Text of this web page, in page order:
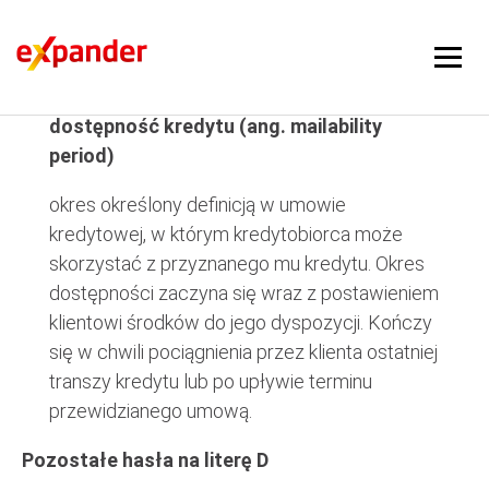
dostępność kredytu (ang. mailability
period)
okres określony definicją w umowie
kredytowej, w którym kredytobiorca może
skorzystać z przyznanego mu kredytu. Okres
dostępności zaczyna się wraz z postawieniem
klientowi środków do jego dyspozycji. Kończy
się w chwili pociągnienia przez klienta ostatniej
transzy kredytu lub po upływie terminu
przewidzianego umową.
Pozostałe hasła na literę D